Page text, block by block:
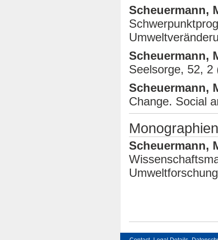
Scheuermann,
Scheuermann,
Seelsorge, 52, 2
Scheuermann,
Change. Social
Monographien
Scheuermann,